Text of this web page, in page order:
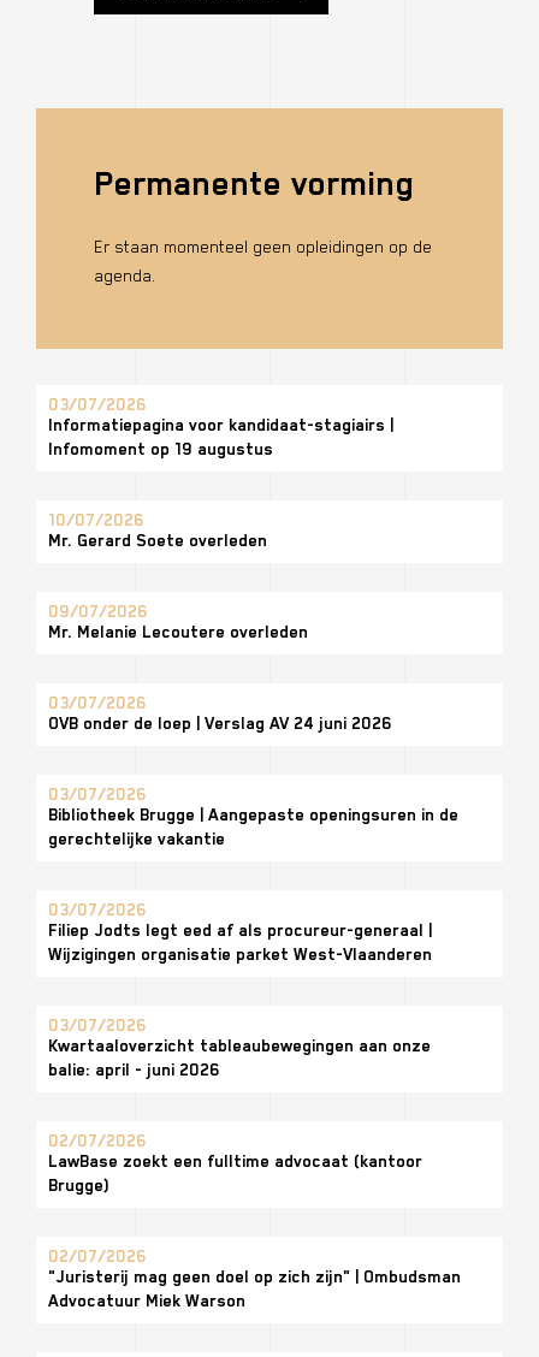
Permanente vorming
Er staan momenteel geen opleidingen op de
agenda.
03/07/2026
Informatiepagina voor kandidaat-stagiairs |
Infomoment op 19 augustus
10/07/2026
Mr. Gerard Soete overleden
09/07/2026
Mr. Melanie Lecoutere overleden
03/07/2026
OVB onder de loep | Verslag AV 24 juni 2026
03/07/2026
Bibliotheek Brugge | Aangepaste openingsuren in de
gerechtelijke vakantie
03/07/2026
Filiep Jodts legt eed af als procureur-generaal |
Wijzigingen organisatie parket West-Vlaanderen
03/07/2026
Kwartaaloverzicht tableaubewegingen aan onze
balie: april - juni 2026
02/07/2026
LawBase zoekt een fulltime advocaat (kantoor
Brugge)
02/07/2026
"Juristerij mag geen doel op zich zijn" | Ombudsman
Advocatuur Miek Warson